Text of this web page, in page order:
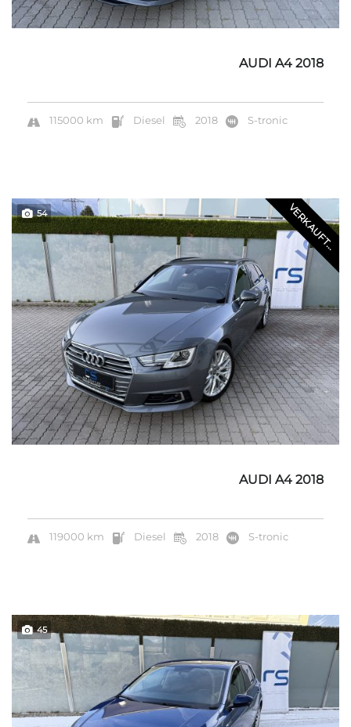
AUDI A4 2018
115000 km Diesel 2018 S-tronic
VERKAUFT...
54
AUDI A4 2018
119000 km Diesel 2018 S-tronic
45